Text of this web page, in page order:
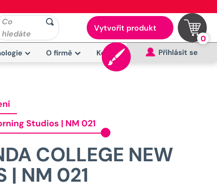
Co
hledáte
Vytvořit produkt
0
O firmě Kontakt Přihlásit se
Studios | NM 021
COLLEGE NEW
| NM 021